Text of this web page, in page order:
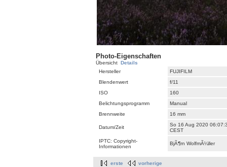
Photo-Eigenschaften
Übersicht Details
Hersteller
FUJIFILM
Blendenwert
f/11
ISO
160
Belichtungsprogramm
Manual
Brennweite
16 mm
Datum/Zeit
So 16 Aug 2020
CEST
IPTC: Copyright-
Informationen
BjÃ¶rn WolfmÃ¼ller
erste vorherige